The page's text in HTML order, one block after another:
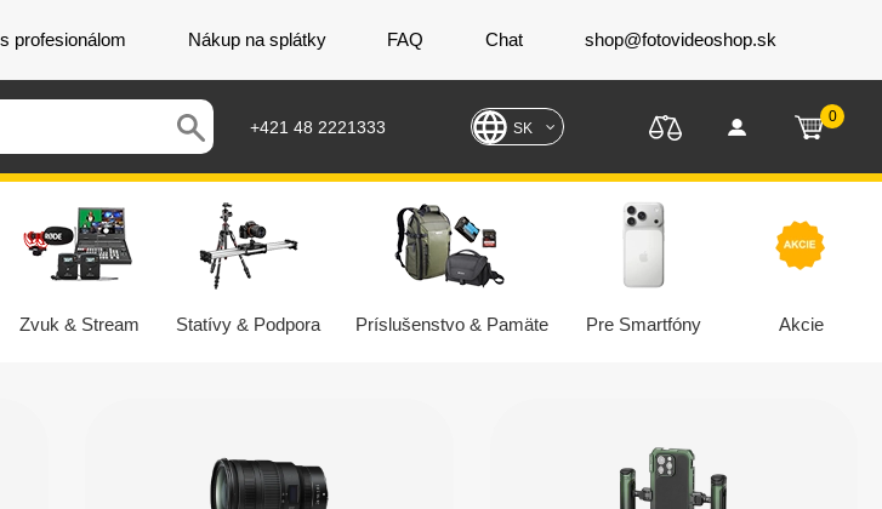
profesionálom Nákup na splátky FAQ Chat shop@fotovideoshop.sk
+421 48 2221333 SK
0
Zvuk & Stream Statívy & Podpora Príslušenstvo & Pamäte Pre Smartfóny Akcie